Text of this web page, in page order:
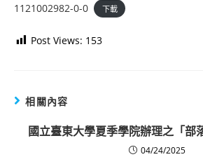
1121002982-0-0 下載
Post Views: 153
相關內容
國立臺東大學夏季學院辦理之「部
04/24/2025